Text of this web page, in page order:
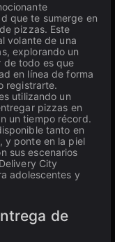
que te sumerge en
pizzas. Este
volante de una
explorando un
de todo es que
en línea de forma
registrarte.
utilizando un
pizzas en
un tiempo récord.
tanto en
y ponte en la piel
sus escenarios
City
adolescentes y
de